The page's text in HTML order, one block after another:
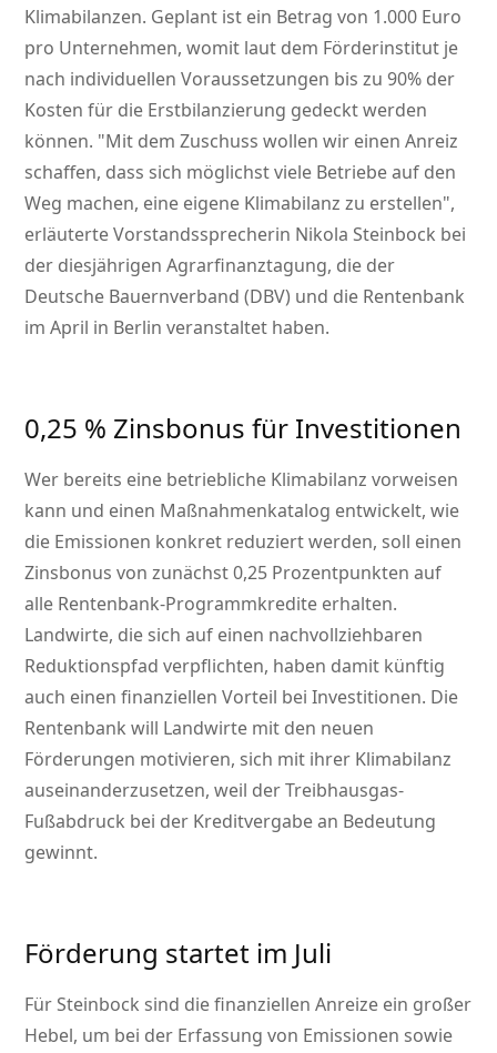
Klimabilanzen. Geplant ist ein Betrag von 1.000 Euro
pro Unternehmen, womit laut dem Förderinstitut je
nach individuellen Voraussetzungen bis zu 90% der
Kosten für die Erstbilanzierung gedeckt werden
können. Mit dem Zuschuss wollen wir einen Anreiz
schaffen, dass sich möglichst viele Betriebe auf den
Weg machen, eine eigene Klimabilanz zu erstellen ,
erläuterte Vorstandssprecherin Nikola Steinbock bei
der diesjährigen Agrarfinanztagung, die der
Deutsche Bauernverband (DBV) und die Rentenbank
im April in Berlin veranstaltet haben.
0,25 % Zinsbonus für Investitionen
Wer bereits eine betriebliche Klimabilanz vorweisen
kann und einen Maßnahmenkatalog entwickelt, wie
die Emissionen konkret reduziert werden, soll einen
Zinsbonus von zunächst 0,25 Prozentpunkten auf
alle Rentenbank-Programmkredite erhalten.
Landwirte, die sich auf einen nachvollziehbaren
Reduktionspfad verpflichten, haben damit künftig
auch einen finanziellen Vorteil bei Investitionen. Die
Rentenbank will Landwirte mit den neuen
Förderungen motivieren, sich mit ihrer Klimabilanz
auseinanderzusetzen, weil der Treibhausgas-
Fußabdruck bei der Kreditvergabe an Bedeutung
gewinnt.
Förderung startet im Juli
Für Steinbock sind die finanziellen Anreize ein großer
Hebel, um bei der Erfassung von Emissionen sowie